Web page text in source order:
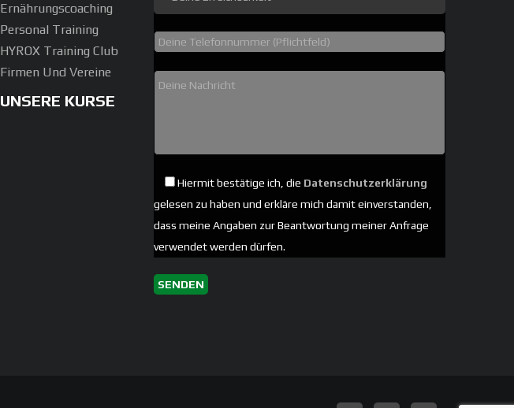
Ernährungscoaching
Personal Training
HYROX Training Club
Firmen Und Vereine
UNSERE KURSE
Hiermit bestätige ich, die Datenschutzerklärung
gelesen zu haben und erkläre mich damit einverstanden,
dass meine Angaben zur Beantwortung meiner Anfrage
verwendet werden dürfen.